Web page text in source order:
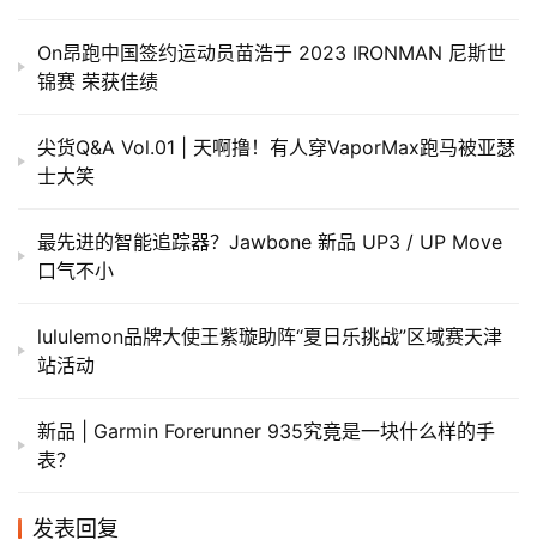
On昂跑中国签约运动员苗浩于 2023 IRONMAN 尼斯世
锦赛 荣获佳绩
尖货Q&A Vol.01 | 天啊撸！有人穿VaporMax跑马被亚瑟
士大笑
最先进的智能追踪器？Jawbone 新品 UP3 / UP Move
口气不小
lululemon品牌大使王紫璇助阵“夏日乐挑战”区域赛天津
站活动
新品 | Garmin Forerunner 935究竟是一块什么样的手
表？
发表回复